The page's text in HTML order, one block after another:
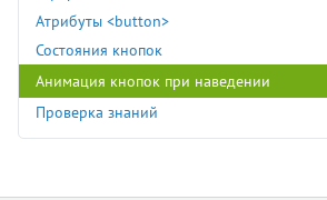
Атрибуты <button>
Состояния кнопок
Анимация кнопок при наведении
Проверка знаний